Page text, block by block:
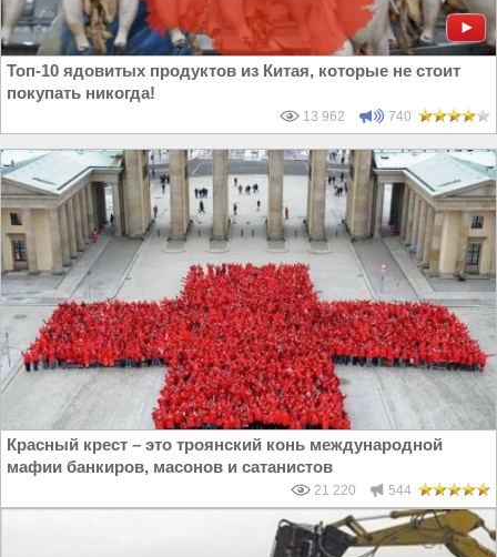
Топ-10 ядовитых продуктов из Китая, которые не стоит
покупать никогда!
13 962 740
Красный крест – это троянский конь международной
мафии банкиров, масонов и сатанистов
21 220 544